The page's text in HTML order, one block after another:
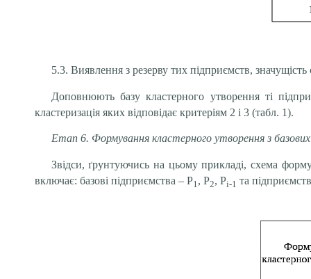
5.3. Виявлення з резерву тих підприємств,
Доповнюють базу кластерного утворення ті
кластеризація яких відповідає критеріям 2 і 3 (табл. 1).
Етап 6. Формування кластерного утворення з
Звідси, ґрунтуючись на цьому прикладі, схема
включає: базові підприємства – Р1 , Р2, Рі-1 та